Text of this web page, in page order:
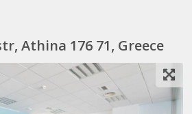
Athina 176 71, Greece